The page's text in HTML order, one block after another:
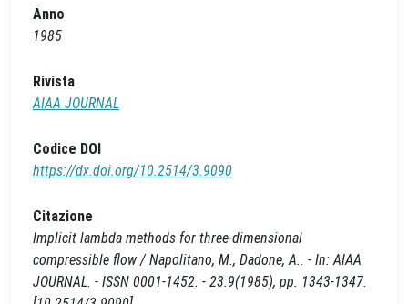
Anno
1985
Rivista
AIAA JOURNAL
Codice DOI
https://dx.doi.org/10.2514/3.9090
Citazione
Implicit lambda methods for three-dimensional
compressible flow / Napolitano, M., Dadone, A.. - In: AIAA
JOURNAL. - ISSN 0001-1452. - 23:9(1985), pp. 1343-1347.